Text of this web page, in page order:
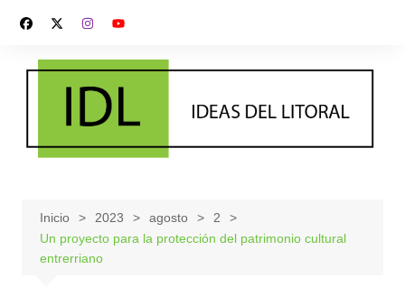
contenido
Inicio 2023 agosto
2
Un proyecto para la protección del patrimonio cultural
entrerriano